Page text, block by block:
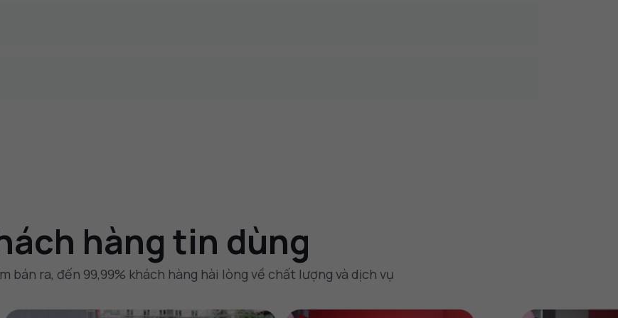
hàng tin dùng
bán ra, đến 99,99% khách hàng hài lòng về chất lượng và dịch vụ